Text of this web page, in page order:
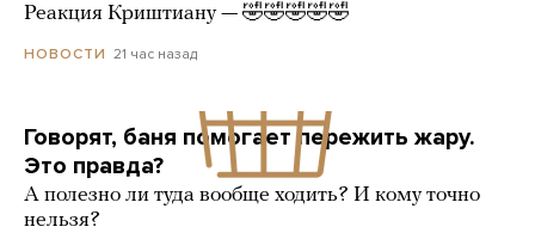
Реакция Криштиану — 🤣🤣🤣🤣🤣
НОВОСТИ 21 час назад
Говорят, баня помогает пережить жару.
Это правда?
А полезно ли туда вообще ходить? И кому точно
нельзя?